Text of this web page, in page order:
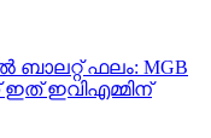
ബാലറ്റ് ഫലം: MGB
ഇത് ഇവിഎമ്മിന്